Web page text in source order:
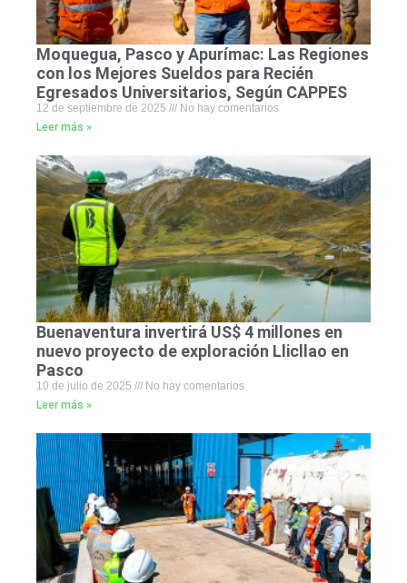
Moquegua, Pasco y Apurímac: Las Regiones
con los Mejores Sueldos para Recién
Egresados Universitarios, Según CAPPES
12 de septiembre de 2025
No hay comentarios
Leer más »
Buenaventura invertirá US$ 4 millones en
nuevo proyecto de exploración Llicllao en
Pasco
10 de julio de 2025
No hay comentarios
Leer más »